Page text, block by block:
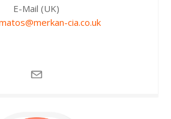
E-Mail (UK)
cia.co.uk